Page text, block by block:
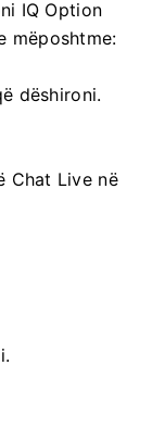
IQ Option
mëposhtme:
dëshironi.
Chat Live në